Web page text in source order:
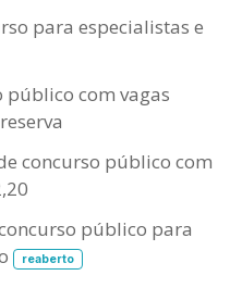
para especialistas e
público com vagas
concurso público com
público para
reaberto